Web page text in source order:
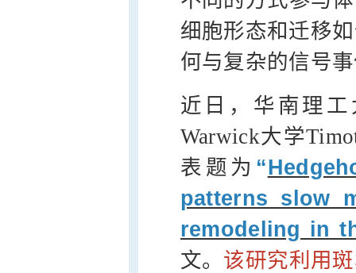
细胞形态和迁移
何与复杂的信号
近日，华南理
Warwick大学
表题为 “
patterns slow
remodeling in
文。 该研究利用